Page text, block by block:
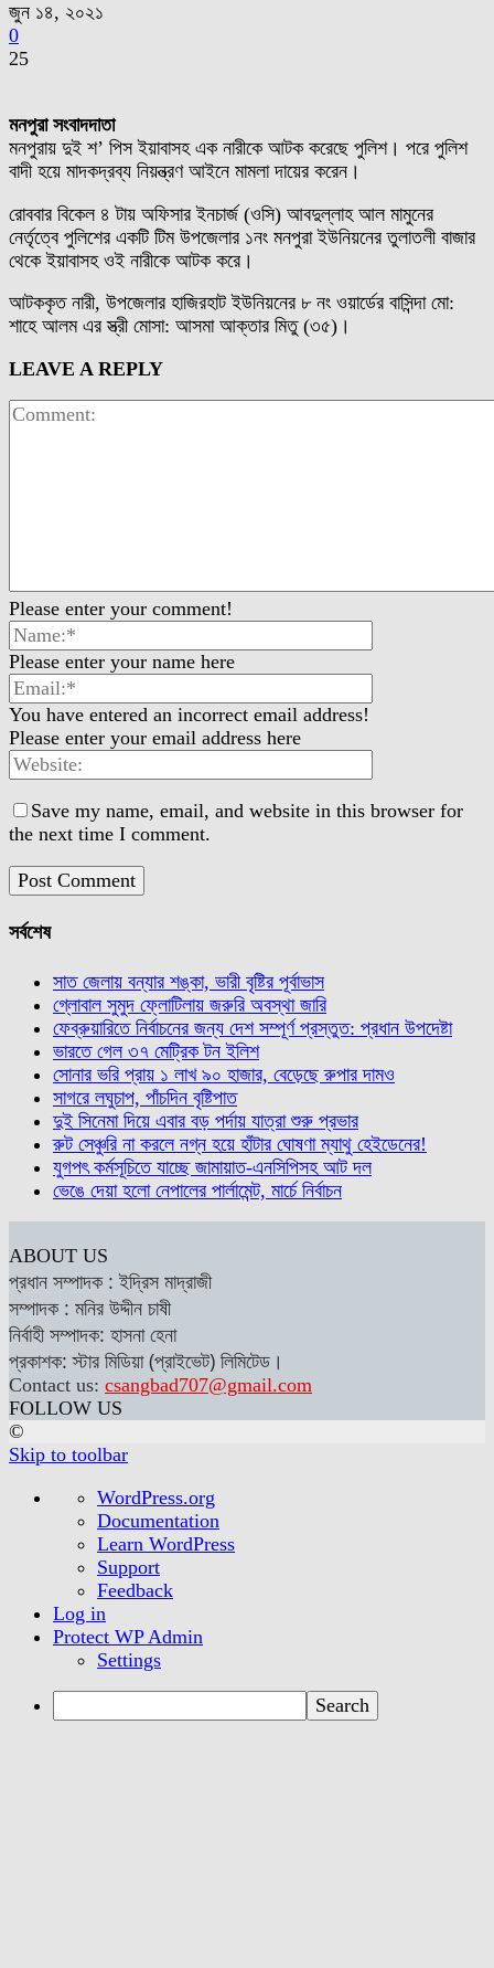
জুন ১৪, ২০২১
0
25
মনপুরা সংবাদদাতা
মনপুরায় দুই শ’ পিস ইয়াবাসহ এক নারীকে আটক করেছে পুলিশ। পরে পুলিশ
বাদী হয়ে মাদকদ্রব্য নিয়ন্ত্রণ আইনে মামলা দায়ের করেন।
রোববার বিকেল ৪ টায় অফিসার ইনচার্জ (ওসি) আবদুল্লাহ আল মামুনের
নের্তৃত্বে পুলিশের একটি টিম উপজেলার ১নং মনপুরা ইউনিয়নের তুলাতলী বাজার
থেকে ইয়াবাসহ ওই নারীকে আটক করে।
আটককৃত নারী, উপজেলার হাজিরহাট ইউনিয়নের ৮ নং ওয়ার্ডের বাসিন্দা মো:
শাহে আলম এর স্ত্রী মোসা: আসমা আক্তার মিতু (৩৫)।
LEAVE A REPLY
Please enter your comment!
Please enter your name here
You have entered an incorrect email address!
Please enter your email address here
Save my name, email, and website in this browser for
the next time I comment.
সর্বশেষ
সাত জেলায় বন্যার শঙ্কা, ভারী বৃষ্টির পূর্বাভাস
গ্লোবাল সুমুদ ফ্লোটিলায় জরুরি অবস্থা জারি
ফেব্রুয়ারিতে নির্বাচনের জন্য দেশ সম্পূর্ণ প্রস্তুত: প্রধান উপদেষ্টা
ভারতে গেল ৩৭ মেট্রিক টন ইলিশ
সোনার ভরি প্রায় ১ লাখ ৯০ হাজার, বেড়েছে রুপার দামও
সাগরে লঘুচাপ, পাঁচদিন বৃষ্টিপাত
দুই সিনেমা দিয়ে এবার বড় পর্দায় যাত্রা শুরু প্রভার
রুট সেঞ্চুরি না করলে নগ্ন হয়ে হাঁটার ঘোষণা ম্যাথু হেইডেনের!
যুগপৎ কর্মসূচিতে যাচ্ছে জামায়াত-এনসিপিসহ আট দল
ভেঙে দেয়া হলো নেপালের পার্লামেন্ট, মার্চে নির্বাচন
ABOUT US
প্রধান সম্পাদক : ইদ্রিস মাদ্রাজী
সম্পাদক : মনির উদ্দীন চাষী
নির্বাহী সম্পাদক: হাসনা হেনা
প্রকাশক: স্টার মিডিয়া (প্রাইভেট) লিমিটেড।
Contact us: csangbad707@gmail.com
FOLLOW US
©
Skip to toolbar
About
WordPress
WordPress.org
Documentation
Learn WordPress
Support
Feedback
Log in
Protect WP Admin
Settings
Search